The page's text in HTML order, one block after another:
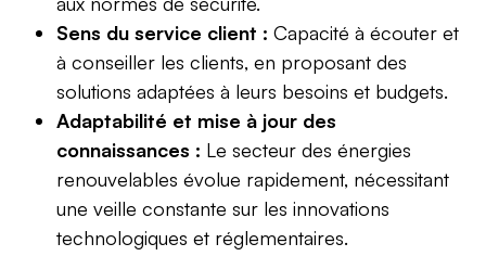
Sens du service client : Capacité à écouter et
à conseiller les clients, en proposant des
solutions adaptées à leurs besoins et budgets.
Adaptabilité et mise à jour des
connaissances : Le secteur des énergies
renouvelables évolue rapidement, nécessitant
une veille constante sur les innovations
technologiques et réglementaires.